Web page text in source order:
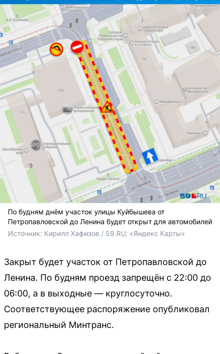
По будням днём участок улицы Куйбышева от
Петропавловской до Ленина будет открыт для автомобилей
Источник: Кирилл Хафизов / 59.RU; «Яндекс Карты»
Закрыт будет участок от Петропавловской до
Ленина. По будням проезд запрещён с 22:00 до
06:00, а в выходные — круглосуточно.
Соответствующее распоряжение опубликовал
региональный Минтранс.